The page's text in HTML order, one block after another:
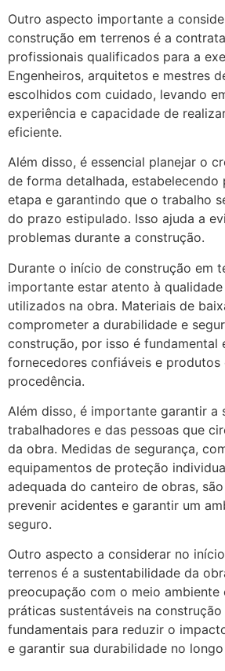
Outro aspecto importante a
construção em terrenos é a
profissionais qualificados para a
Engenheiros, arquitetos e mestres
escolhidos com cuidado, levando
experiência e capacidade de
eficiente.
Além disso, é essencial planejar o
de forma detalhada, estabelecendo
etapa e garantindo que o trabalho
do prazo estipulado. Isso ajuda a
problemas durante a construção.
Durante o início de construção em
importante estar atento à
utilizados na obra. Materiais de
comprometer a durabilidade e
construção, por isso é fundamental
fornecedores confiáveis e produtos
procedência.
Além disso, é importante garantir a
trabalhadores e das pessoas que
da obra. Medidas de segurança,
equipamentos de proteção
adequada do canteiro de obras,
prevenir acidentes e garantir um
seguro.
Outro aspecto a considerar no
terrenos é a sustentabilidade da
preocupação com o meio ambiente
práticas sustentáveis na
fundamentais para reduzir o
e garantir sua durabilidade no